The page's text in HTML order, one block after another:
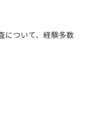
について、経験多数